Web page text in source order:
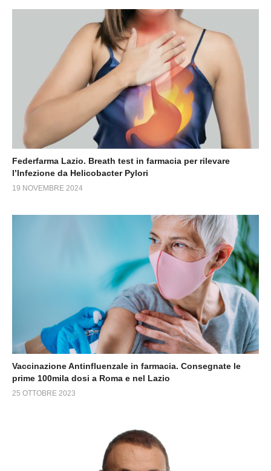
Federfarma Lazio. Breath test in farmacia per rilevare
l’Infezione da Helicobacter Pylori
19 NOVEMBRE 2024
Vaccinazione Antinfluenzale in farmacia. Consegnate le
prime 100mila dosi a Roma e nel Lazio
25 OTTOBRE 2023